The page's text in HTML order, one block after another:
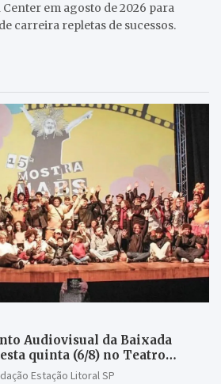
em agosto de 2026 para
carreira repletas de sucessos.
Audiovisual da Baixada
quinta (6/8) no Teatro
Estação Litoral SP